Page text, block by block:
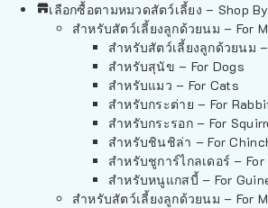
เลือกซื้อตามหมวดสัตว์เลี้ยง – Shop
สำหรับสัตว์เลี้ยงลูกด้วยนม – For
สำหรับสัตว์เลี้ยงลูกด้วยนม
สำหรับสุนัข – For Dogs
สำหรับแมว – For Cats
สำหรับกระต่าย – For
สำหรับกระรอก – For
สำหรับชินชิล่า – For
สำหรับชูการ์ไกลเดอร์ –
สำหรับหนูแกสบี้ – For
สำหรับสัตว์เลี้ยงลูกด้วยนม – For